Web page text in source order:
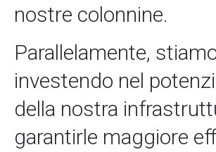
nostre colonnine.
Parallelamente,
investendo nel
della nostra
garantirle maggiore